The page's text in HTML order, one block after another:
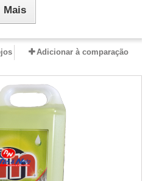
Mais
Adicionar à comparação